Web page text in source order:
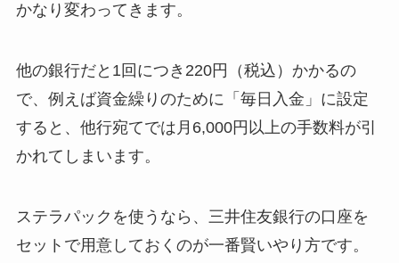
かなり変わってきます。
他の銀行だと1回につき220円（税込）かかるの
で、例えば資金繰りのために「毎日入金」に設定
すると、他行宛てでは月6,000円以上の手数料が引
かれてしまいます。
ステラパックを使うなら、三井住友銀行の口座を
セットで用意しておくのが一番賢いやり方です。